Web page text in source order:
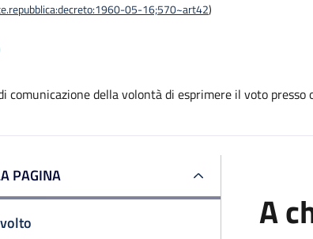
05-16;570~art42)
comunicazione della volontà di esprimere il voto presso
PAGINA
A